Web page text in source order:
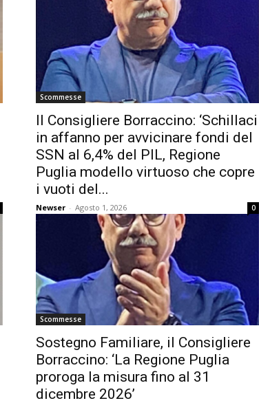
Scommesse
Il Consigliere Borraccino: ‘Schillaci
in affanno per avvicinare fondi del
SSN al 6,4% del PIL, Regione
Puglia modello virtuoso che copre
i vuoti del...
Newser - Agosto 1, 2026 0
Scommesse
Sostegno Familiare, il Consigliere
Borraccino: ‘La Regione Puglia
proroga la misura fino al 31
dicembre 2026’